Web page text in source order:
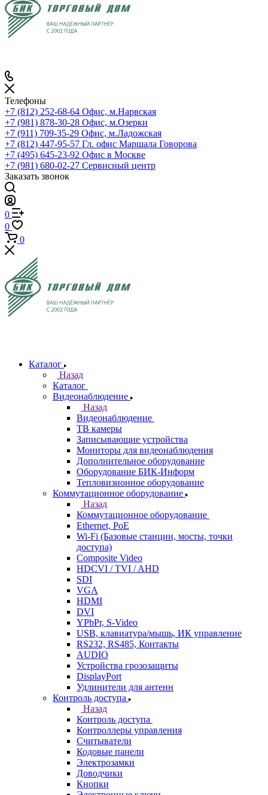
Телефоны
+7 (812) 252-68-64 Офис, м.Нарвская
+7 (981) 878-30-28 Офис, м.Озерки
+7 (911) 709-35-29 Офис, м.Ладожская
+7 (812) 447-95-57 Гл. офис Маршала Говорова
+7 (495) 645-23-92 Офис в Москве
+7 (981) 680-02-27 Сервисный центр
Заказать звонок
0
0
0
Каталог
Назад
Каталог
Видеонаблюдение
Назад
Видеонаблюдение
ТВ камеры
Записывающие устройства
Мониторы для видеонаблюдения
Дополнительное оборудование
Оборудование БИК-Информ
Тепловизионное оборудование
Коммутационное оборудование
Назад
Коммутационное оборудование
Ethernet, PoE
Wi-Fi (Базовые станции, мосты, точки
доступа)
Composite Video
HDCVI / TVI / AHD
SDI
VGA
HDMI
DVI
YPbPr, S-Video
USB, клавиатура/мышь, ИК управление
RS232, RS485, Контакты
AUDIO
Устройства грозозащиты
DisplayPort
Удлинители для антенн
Контроль доступа
Назад
Контроль доступа
Контроллеры управления
Считыватели
Кодовые панели
Электрозамки
Доводчики
Кнопки